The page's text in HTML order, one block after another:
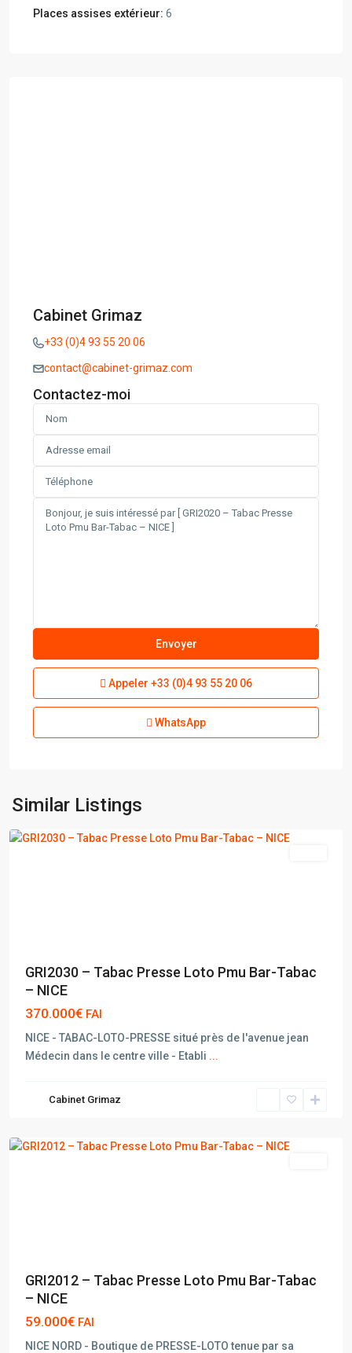
Places assises extérieur: 6
Cabinet Grimaz
+33 (0)4 93 55 20 06
contact@cabinet-grimaz.com
Contactez-moi
Appeler +33 (0)4 93 55 20 06
WhatsApp
Similar Listings
NICE
GRI2030 – Tabac Presse Loto Pmu Bar-Tabac
– NICE
370.000€ FAI
NICE - TABAC-LOTO-PRESSE situé près de l'avenue jean
Médecin dans le centre ville - Etabli ...
Cabinet Grimaz
GRI2012 – Tabac Presse Loto Pmu Bar-Tabac
– NICE
59.000€ FAI
NICE NORD - Boutique de PRESSE-LOTO tenue par sa